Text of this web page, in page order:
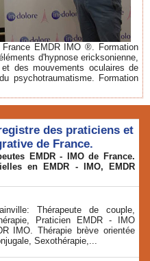
EMDR IMO ®. Formation
d'hypnose ericksonienne,
des mouvements oculaires de
psychotraumatisme. Formation
des praticiens et
de France.
EMDR - IMO de France.
en EMDR - IMO, EMDR
Thérapeute de couple,
Praticien EMDR - IMO
IMO. Thérapie brève orientée
Sexothérapie,...